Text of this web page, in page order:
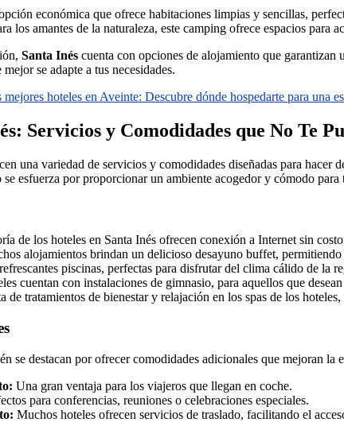
económica que ofrece habitaciones limpias y sencillas,
los amantes de la naturaleza, este camping ofrece espacios
Santa Inés cuenta con opciones de alojamiento que garantizan
se adapte a tus necesidades.
mejores hoteles en Aveinte: Descubre dónde hospedarte para una
Servicios y Comodidades que No Te
una variedad de servicios y comodidades diseñadas para hacer
se esfuerza por proporcionar un ambiente acogedor y cómodo para
de los hoteles en Santa Inés ofrecen conexión a Internet sin
alojamientos brindan un delicioso desayuno buffet,
piscinas, perfectas para disfrutar del clima cálido de la
cuentan con instalaciones de gimnasio, para aquellos que
de tratamientos de bienestar y relajación en los spas de los
se destacan por ofrecer comodidades adicionales que mejoran la
Una gran ventaja para los viajeros que llegan en coche.
para conferencias, reuniones o celebraciones especiales.
Muchos hoteles ofrecen servicios de traslado, facilitando el